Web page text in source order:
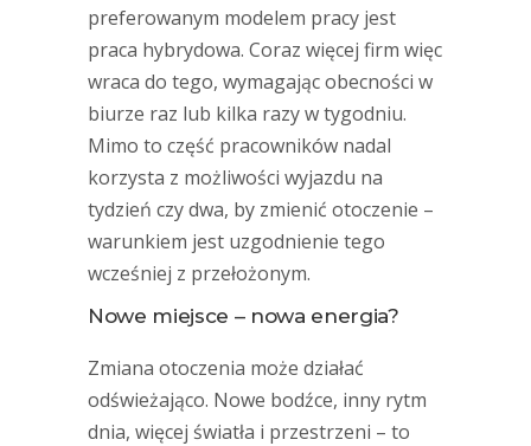
preferowanym modelem pracy jest
praca hybrydowa. Coraz więcej firm więc
wraca do tego, wymagając obecności w
biurze raz lub kilka razy w tygodniu.
Mimo to część pracowników nadal
korzysta z możliwości wyjazdu na
tydzień czy dwa, by zmienić otoczenie –
warunkiem jest uzgodnienie tego
wcześniej z przełożonym.
Nowe miejsce – nowa energia?
Zmiana otoczenia może działać
odświeżająco. Nowe bodźce, inny rytm
dnia, więcej światła i przestrzeni – to